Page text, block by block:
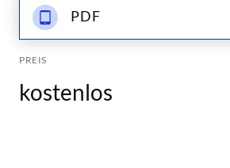
PDF
PREIS
kostenlos